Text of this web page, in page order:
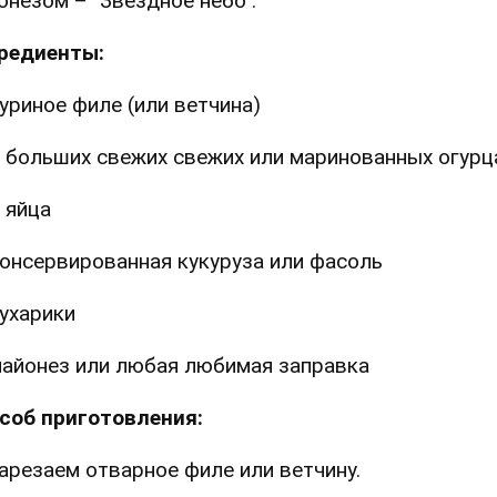
филе (или ветчина)
больших свежих свежих или маринованных
яйца
кукуруза или фасоль
или любая любимая заправка
приготовления:
отварное филе или ветчину.